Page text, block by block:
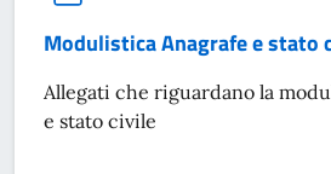
Modulistica Anagrafe e stato
Allegati che riguardano la
e stato civile